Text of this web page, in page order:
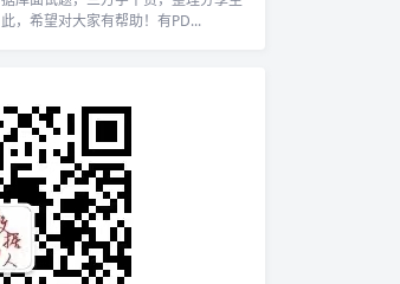
此，希望对大家有帮助！有PD...